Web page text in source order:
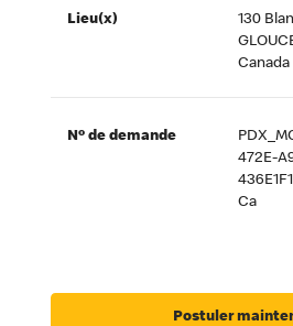
Lieu(x)
130
Canada
Nº de demande
472E-
Ca
Postuler